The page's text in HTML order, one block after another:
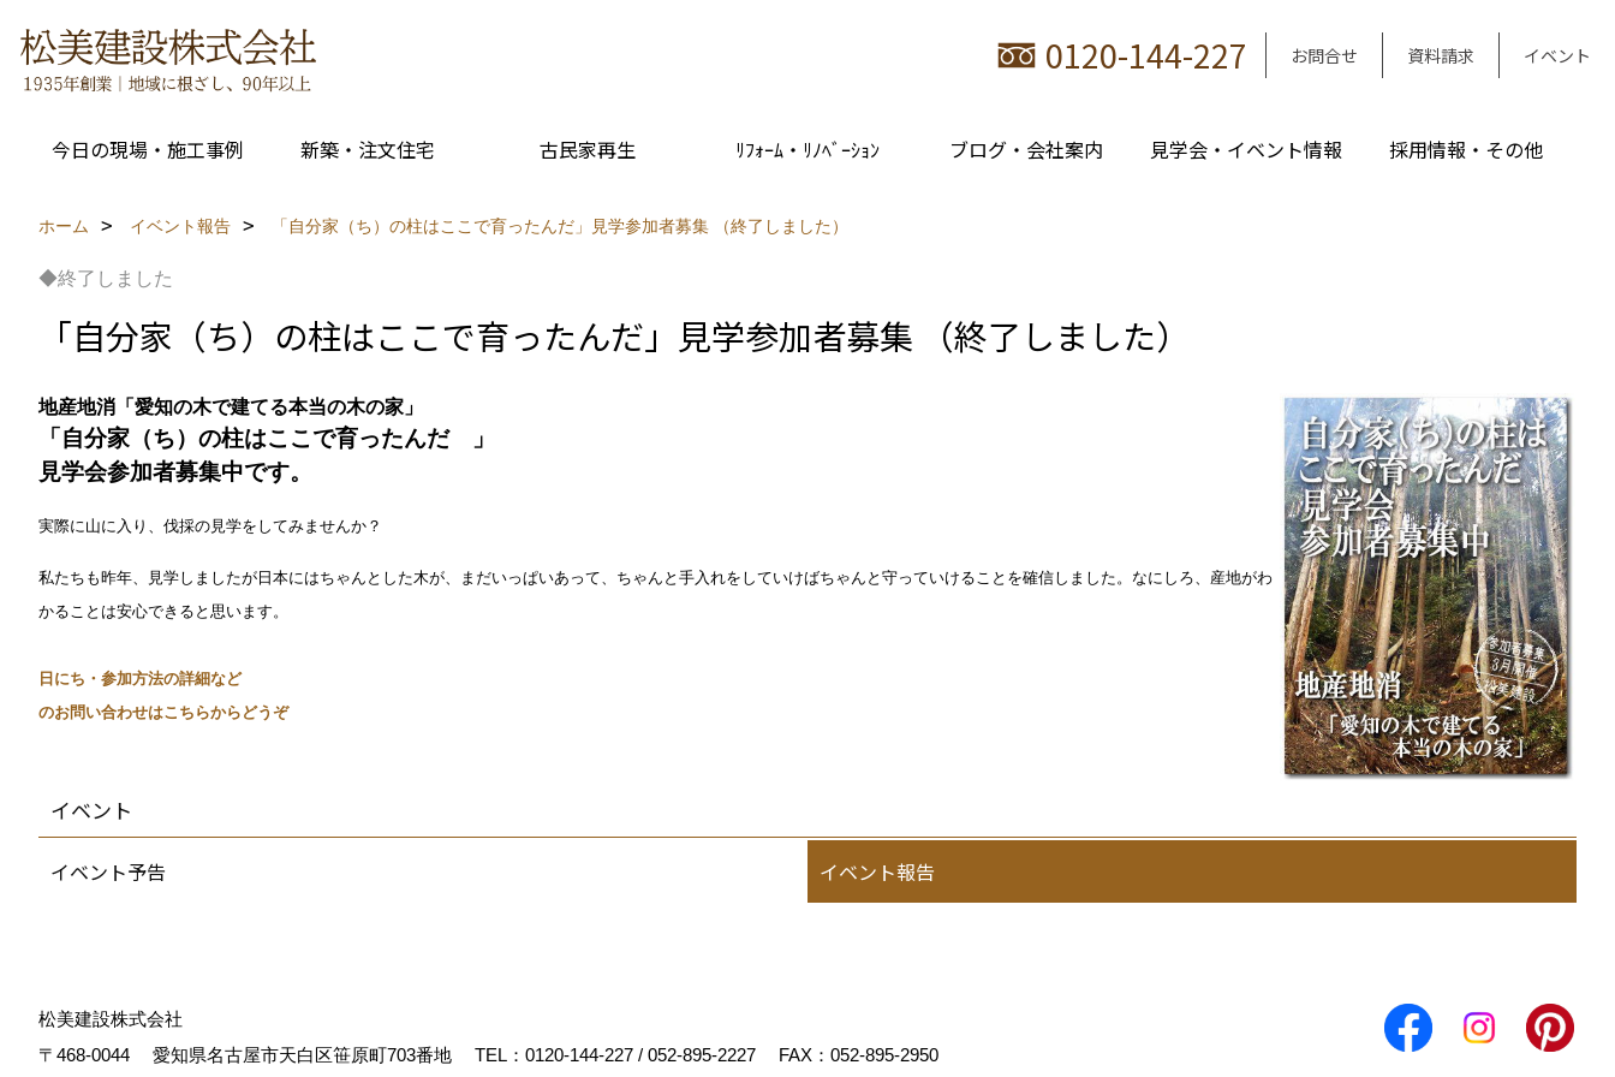
0120-144-227 お問合せ 資料請求 イベント
今日の現場・施工事例 新築・注文住宅 古民家再生 ﾘﾌｫｰﾑ・ﾘﾉﾍﾞｰｼｮﾝ ブログ・会社案内 見学会・イベント情報 採用情報・その他
ホーム イベント報告 「自分家（ち）の柱はここで育ったんだ」見学参加者募集 （終了しました）
◆終了しました
「自分家（ち）の柱はここで育ったんだ」見学参加者募集 （終了しました）
地産地消「愛知の木で建てる本当の木の家」
「自分家（ち）の柱はここで育ったんだ 」
見学会参加者募集中です。
実際に山に入り、伐採の見学をしてみませんか？
私たちも昨年、見学しましたが日本にはちゃんとした木が、まだいっぱいあって、 ちゃんと手入れをしていけばちゃんと守っていけることを確信しました。なにしろ、産地がわ
かることは安心できると思います。
日にち・参加方法の詳細など
のお問い合わせはこちらからどうぞ
イベント
イベント予告 イベント報告
松美建設株式会社
〒468-0044
愛知県名古屋市天白区笹原町703番地 TEL： 0120-144-227 / 052-895-2227 FAX：052-895-2950